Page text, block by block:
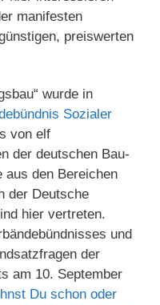
manifesten
preiswerten
wurde in
Sozialer
von elf
der deutschen Bau-
aus den Bereichen
der Deutsche
hier vertreten.
und
der
am 10. September
Du schon oder